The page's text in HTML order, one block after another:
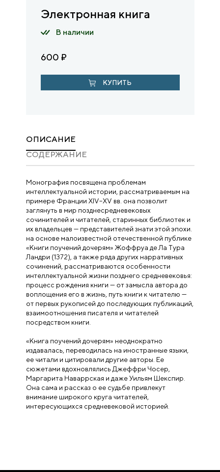
Электронная книга
В наличии
600 ₽
КУПИТЬ
ОПИСАНИЕ
CОДЕРЖАНИЕ
Монография посвящена проблемам
интеллектуальной истории, рассматриваемым на
примере Франции XIV–XV вв. она позволит
заглянуть в мир позднесредневековых
сочинителей и читателей, старинных библиотек и
их владельцев — представителей знати этой эпохи.
на основе малоизвестной отечественной публике
«Книги поучений дочерям» Жоффруа де Ла Тура
Ландри (1372), а также ряда других нарративных
сочинений, рассматриваются особенности
интеллектуальной жизни позднего средневековья:
процесс рождения книги — от замысла автора до
воплощения его в жизнь, путь книги к читателю —
от первых рукописей до последующих публикаций,
взаимоотношения писателя и читателей
посредством книги.
«Книга поучений дочерям» неоднократно
издавалась, переводилась на иностранные языки,
ее читали и цитировали другие авторы. Ее
сюжетами вдохновлялись Джеффри Чосер,
Маргарита Наваррская и даже Уильям Шекспир.
Она сама и рассказ о ее судьбе привлекут
внимание широкого круга читателей,
интересующихся средневековой историей.